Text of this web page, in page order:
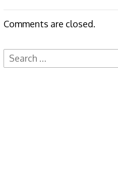
Comments are closed.
Search
for: